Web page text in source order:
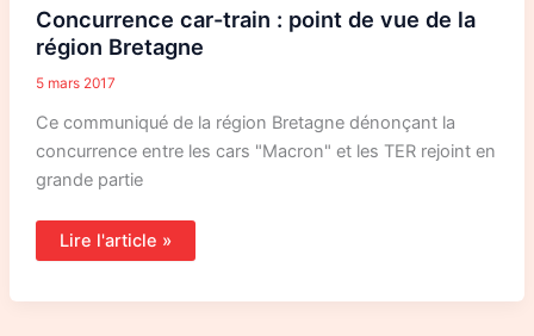
Concurrence car-train : point de vue de la
région Bretagne
5 mars 2017
Ce communiqué de la région Bretagne dénonçant la
concurrence entre les cars "Macron" et les TER rejoint en
grande partie
:
point
de
de
région
Lire l'article »